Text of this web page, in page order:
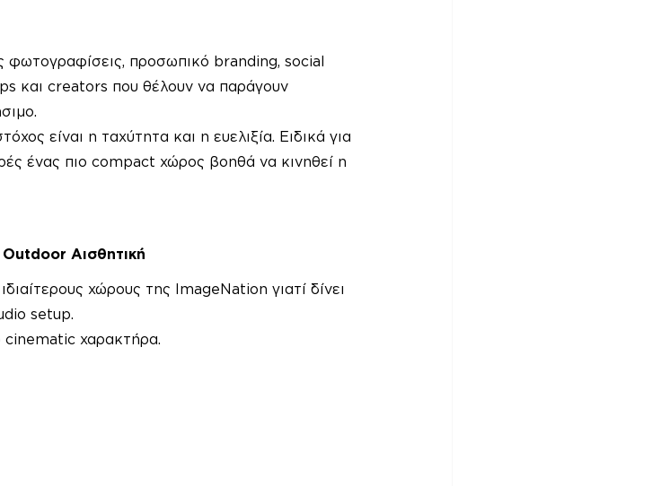
φωτογραφίσεις, προσωπικό branding, social
και creators που θέλουν να παράγουν
είναι η ταχύτητα και η ευελιξία. Ειδικά για
ένας πιο compact χώρος βοηθά να κινηθεί η
Αισθητική
χώρους της ImageNation γιατί δίνει
setup.
cinematic χαρακτήρα.